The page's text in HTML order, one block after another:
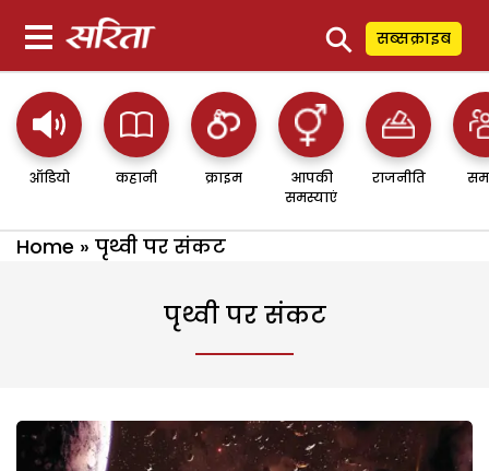
⚲ सब्सक्राइब
ऑडियो कहानी क्राइम
आपकी
समस्याएं
राजनीति
Home » पृथ्वी पर संकट
पृथ्वी पर संकट